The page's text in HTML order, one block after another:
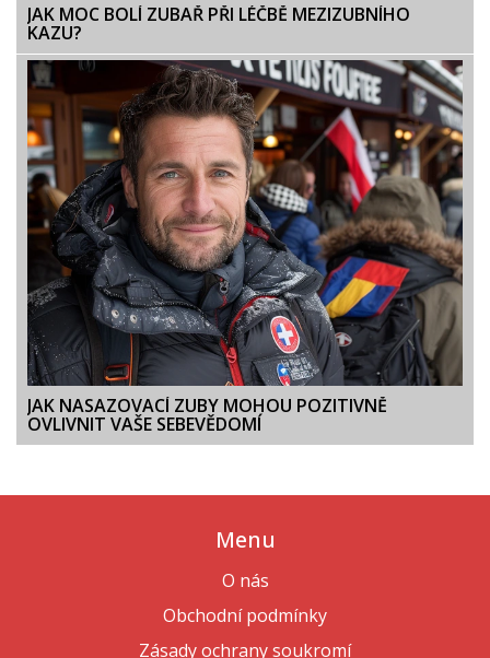
JAK MOC BOLÍ ZUBAŘ PŘI LÉČBĚ MEZIZUBNÍHO
KAZU?
JAK NASAZOVACÍ ZUBY MOHOU POZITIVNĚ
OVLIVNIT VAŠE SEBEVĚDOMÍ
Menu
O nás
Obchodní podmínky
Zásady ochrany soukromí